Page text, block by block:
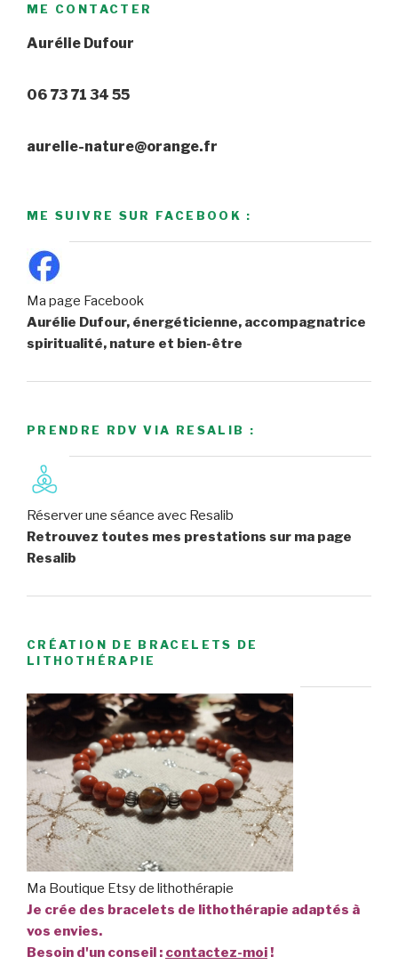
ME CONTACTER
Aurélie Dufour
06 73 71 34 55
aurelie-nature@orange.fr
ME SUIVRE SUR FACEBOOK :
Ma page Facebook
Aurélie Dufour, énergéticienne, accompagnatrice
spiritualité, nature et bien-être
PRENDRE RDV VIA RESALIB :
Réserver une séance avec Resalib
Retrouvez toutes mes prestations sur ma page
Resalib
CRÉATION DE BRACELETS DE
LITHOTHÉRAPIE
Ma Boutique Etsy de lithothérapie
Je crée des bracelets de lithothérapie adaptés à
vos envies.
Besoin d'un conseil : contactez-moi!